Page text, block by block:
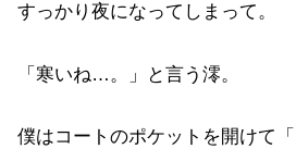
すっかり夜になってしまって。
「寒いね…。」と言う澪。
僕はコートのポケットを開けて